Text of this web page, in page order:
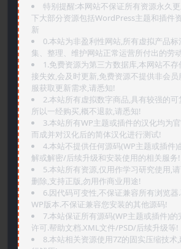
特别提醒:本网站不保证所有资源永久
下大部分资源包括WordPress主题和插件
新
0.本站为非盈利性网站,所有虚拟产品
集、整理、维护网站正常运营所付出的劳
1.免费资源为第三方数据库,本网站不
接失效,会及时更新,免费资源不提供非会
服获取更新需求,请悉知!
2.本站所有虚拟数字商品,具有较强的
所以一经购买,概不退款,请悉知!
3.本站所有WP主题或插件的汉化均为
而成并对汉化后的简体汉化进行测试!
4.本站不提供任何源码(WP主题或插件
解或解密/后续升级和安装使用的相关服务!
5.本站所有资源,仅用作学习研究使用,
删除,支持正版,勿用作商业用途!
6.因代码可变性,不保证兼容所有浏览
WP版本.不保证兼容您安装的其他源码!
7.本站保证所有源码(WP主题或插件)的
许可.帮助文档.XML文件/PSD/后续升级等!
8.本站相关资源使用7Z的固实压缩技术